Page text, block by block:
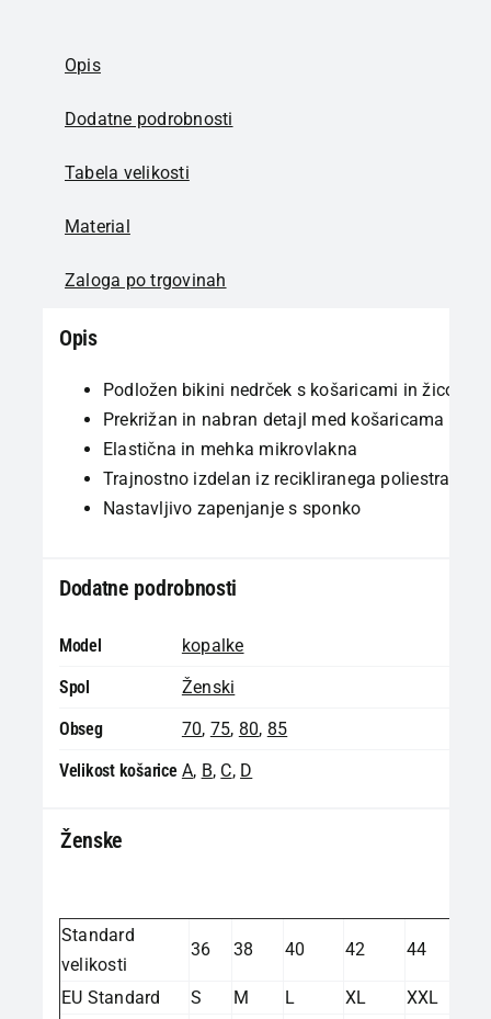
Opis
Dodatne podrobnosti
Tabela velikosti
Material
Zaloga po trgovinah
Opis
Podložen bikini nedrček s košaricami in žico
Prekrižan in nabran detajl med košaricama
Elastična in mehka mikrovlakna
Trajnostno izdelan iz recikliranega poliestra
Nastavljivo zapenjanje s sponko
Dodatne podrobnosti
Model
kopalke
Spol
Ženski
Obseg
70, 75, 80, 85
Velikost košarice A, B, C, D
Ženske
Standard
velikosti
36 38 40 42 44
EU Standard S M L XL XXL